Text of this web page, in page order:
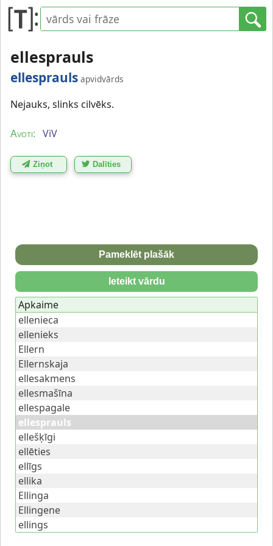
ellesprauls
ellesprauls apvidvārds
Nejauks, slinks cilvēks.
Avoti: ViV
Ziņot Dalīties
Pameklēt plašāk
Ieteikt vārdu
Apkaime
ellenieca
ellenieks
Ellern
Ellernskaja
ellesakmens
ellesmašīna
ellespagale
ellesprauls
ellešķīgi
ellēties
ellīgs
ellika
Ellinga
Ellingene
ellings